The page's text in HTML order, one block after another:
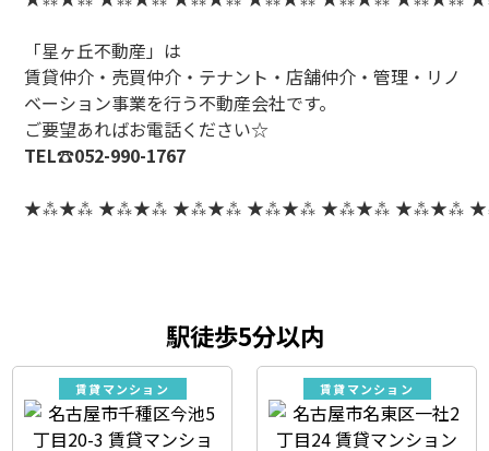
「星ヶ丘不動産」は
賃貸仲介・売買仲介・テナント・店舗仲介・管理・リノ
ベーション事業を行う不動産会社です。
ご要望あればお電話ください☆
TEL☎052-990-1767
★⁂★⁂ ★⁂★⁂ ★⁂★⁂ ★⁂★⁂ ★⁂★⁂ ★⁂★⁂
駅徒歩5分以内
賃貸マンション 賃貸マンション